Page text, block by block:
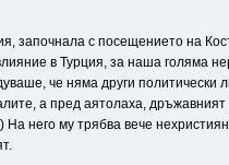
започнала с посещението на
в Турция, за наша голяма
че няма други политически
а пред аятолаха,
него му трябва вече